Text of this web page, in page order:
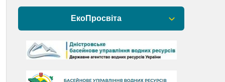
Аналіз стану масивів поверхневих
вод басейну річок Причорномор’я та
суббасейну нижнього Дунаю
ЕкоПросвіта
Барви Дністра